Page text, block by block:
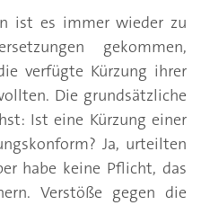
ist es immer wieder zu
gekommen,
verfügte Kürzung ihrer
Die grundsätzliche
Ist eine Kürzung einer
Ja, urteilten
habe keine Pflicht, das
Verstöße gegen die